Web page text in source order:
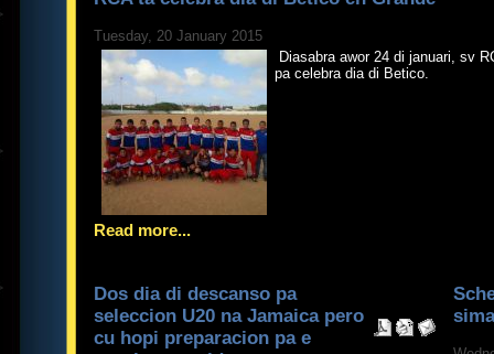
Tuesday, 20 January 2015
Diasabra awor 24 di januari, sv
pa celebra dia di Betico.
Read more...
Dos dia di descanso pa
seleccion U20 na Jamaica pero
cu hopi preparacion pa e